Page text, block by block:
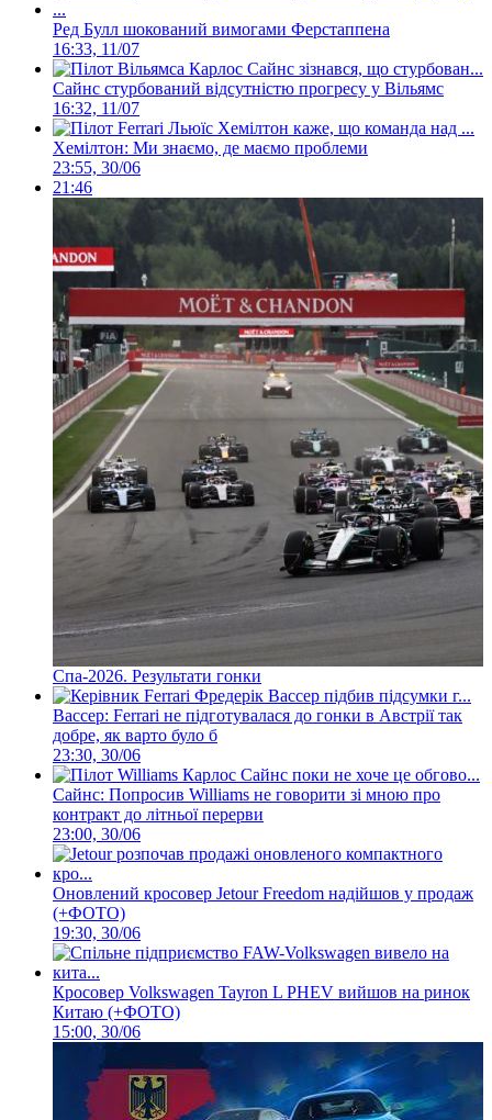
Ред Булл шокований вимогами Ферстаппена
16:33, 11/07
Сайнс стурбований відсутністю прогресу у Вільямс
16:32, 11/07
Хемілтон: Ми знаємо, де маємо проблеми
23:55, 30/06
21:46
Спа-2026. Результати гонки
Вассер: Ferrari не підготувалася до гонки в Австрії так
добре, як варто було б
23:30, 30/06
Сайнс: Попросив Williams не говорити зі мною про
контракт до літньої перерви
23:00, 30/06
Оновлений кросовер Jetour Freedom надійшов у продаж
(+ФОТО)
19:30, 30/06
Кросовер Volkswagen Tayron L PHEV вийшов на ринок
Китаю (+ФОТО)
15:00, 30/06